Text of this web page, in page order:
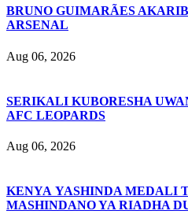
BRUNO GUIMARÃES
ARSENAL
Aug 06, 2026
SERIKALI KUBORESHA
AFC LEOPARDS
Aug 06, 2026
KENYA YASHINDA MEDALI
MASHINDANO YA RIADHA